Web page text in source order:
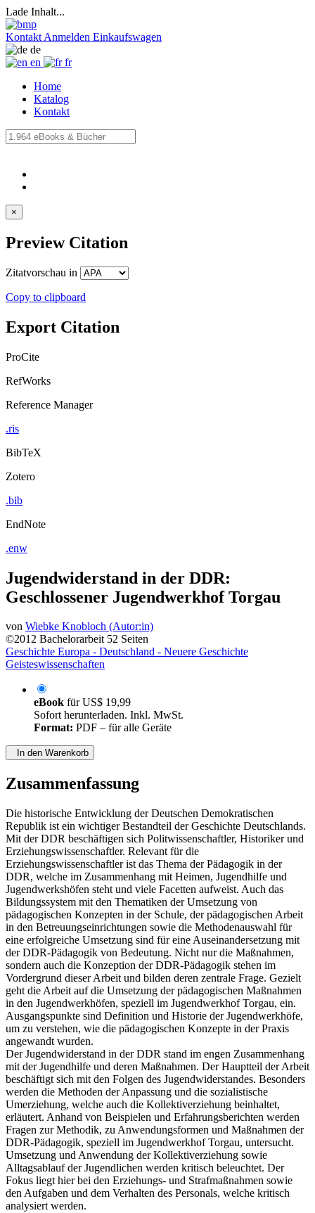
Lade Inhalt...
Kontakt Anmelden Einkaufswagen
de
en
fr
Home
Katalog
Kontakt
Export Citation
Jugendwiderstand in der DDR:
Geschlossener Jugendwerkhof Torgau
vonWiebke Knobloch (Autor:in)
©2012 Bachelorarbeit 52 Seiten
Geschichte Europa - Deutschland - Neuere Geschichte
eBookfürUS$ 19,99
Sofort herunterladen. Inkl. MwSt.
Zusammenfassung
Die historische Entwicklung der Deutschen Demokratischen
Republik ist ein wichtiger Bestandteil der Geschichte Deutschlands.
Mit der DDR beschäftigen sich Politwissenschaftler, Historiker und
Erziehungswissenschaftler. Relevant für die
Erziehungswissenschaftler ist das Thema der Pädagogik in der
DDR, welche im Zusammenhang mit Heimen, Jugendhilfe und
Jugendwerkshöfen steht und viele Facetten aufweist. Auch das
Bildungssystem mit den Thematiken der Umsetzung von
pädagogischen Konzepten in der Schule, der pädagogischen Arbeit
in den Betreuungseinrichtungen sowie die Methodenauswahl für
eine erfolgreiche Umsetzung sind für eine Auseinandersetzung mit
der DDR-Pädagogik von Bedeutung. Nicht nur die Maßnahmen,
sondern auch die Konzeption der DDR-Pädagogik stehen im
Vordergrund dieser Arbeit und bilden deren zentrale Frage. Gezielt
geht die Arbeit auf die Umsetzung der pädagogischen Maßnahmen
in den Jugendwerkhöfen, speziell im Jugendwerkhof Torgau, ein.
Ausgangspunkte sind Definition und Historie der Jugendwerkhöfe,
um zu verstehen, wie die pädagogischen Konzepte in der Praxis
angewandt wurden.
Der Jugendwiderstand in der DDR stand im engen Zusammenhang
mit der Jugendhilfe und deren Maßnahmen. Der Hauptteil der Arbeit
beschäftigt sich mit den Folgen des Jugendwiderstandes. Besonders
werden die Methoden der Anpassung und die sozialistische
Umerziehung, welche auch die Kollektiverziehung beinhaltet,
erläutert. Anhand von Beispielen und Erfahrungsberichten werden
Fragen zur Methodik, zu Anwendungsformen und Maßnahmen der
DDR-Pädagogik, speziell im Jugendwerkhof Torgau, untersucht.
Umsetzung und Anwendung der Kollektiverziehung sowie
Alltagsablauf der Jugendlichen werden kritisch beleuchtet. Der
Fokus liegt hier bei den Erziehungs- und Strafmaßnahmen sowie
den Aufgaben und dem Verhalten des Personals, welche kritisch